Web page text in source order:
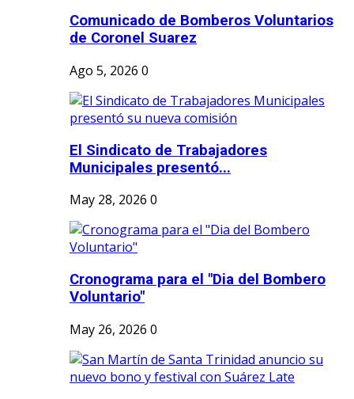
Comunicado de Bomberos Voluntarios
de Coronel Suarez
Ago 5, 2026 0
El Sindicato de Trabajadores
Municipales presentó...
May 28, 2026 0
Cronograma para el "Dia del Bombero
Voluntario"
May 26, 2026 0